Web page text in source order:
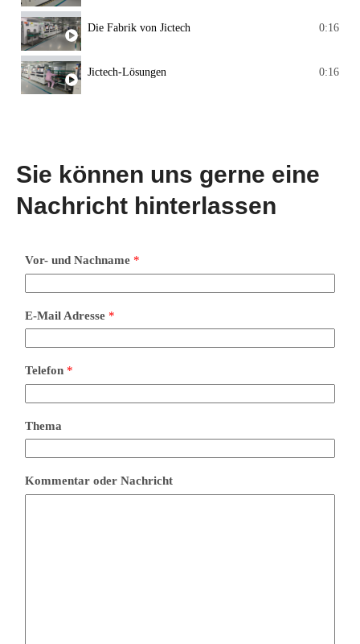
Die Fabrik von Jictech 0:16
Jictech-Lösungen 0:16
Sie können uns gerne eine
Nachricht hinterlassen
Vor- und Nachname *
E-Mail Adresse *
Telefon *
Thema
Kommentar oder Nachricht